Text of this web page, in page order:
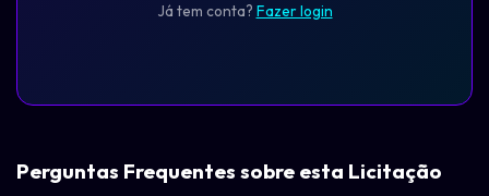
Já tem conta? Fazer login
Perguntas Frequentes sobre esta Licitação